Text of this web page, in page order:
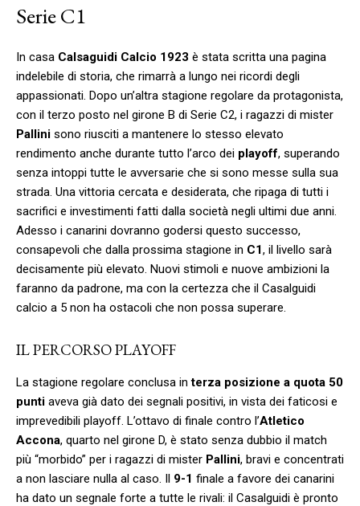
Serie C1
In casa Calsaguidi Calcio 1923 è stata scritta una pagina
indelebile di storia, che rimarrà a lungo nei ricordi degli
appassionati. Dopo un’altra stagione regolare da protagonista,
con il terzo posto nel girone B di Serie C2, i ragazzi di mister
Pallini sono riusciti a mantenere lo stesso elevato
rendimento anche durante tutto l’arco dei playoff, superando
senza intoppi tutte le avversarie che si sono messe sulla sua
strada. Una vittoria cercata e desiderata, che ripaga di tutti i
sacrifici e investimenti fatti dalla società negli ultimi due anni.
Adesso i canarini dovranno godersi questo successo,
consapevoli che dalla prossima stagione in C1, il livello sarà
decisamente più elevato. Nuovi stimoli e nuove ambizioni la
faranno da padrone, ma con la certezza che il Casalguidi
calcio a 5 non ha ostacoli che non possa superare.
IL PERCORSO PLAYOFF
La stagione regolare conclusa interza posizione a quota 50
punti aveva già dato dei segnali positivi, in vista dei faticosi e
imprevedibili playoff. L’ottavo di finale contro l’Atletico
Accona, quarto nel girone D, è stato senza dubbio il match
più “morbido” per i ragazzi di mister Pallini, bravi e concentrati
a non lasciare nulla al caso. Il 9-1 finale a favore dei canarini
ha dato un segnale forte a tutte le rivali: il Casalguidi è pronto